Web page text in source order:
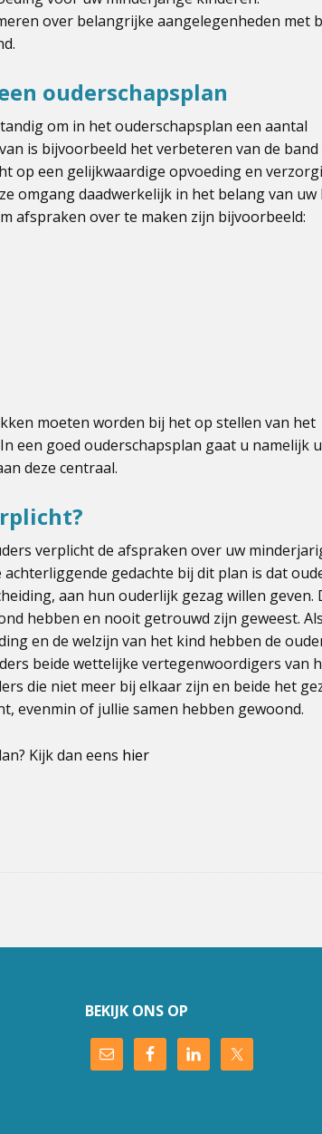
over belangrijke aangelegenheden met
ouderschapsplan
om in het ouderschapsplan een aantal
is bijvoorbeeld het verbeteren van de band
op een gelijkwaardige opvoeding en
omgang daadwerkelijk in het belang van uw
afspraken over te maken zijn bijvoorbeeld:
moeten worden bij het op stellen van het
een goed ouderschapsplan gaat u namelijk
deze centraal.
verplicht de afspraken over uw
gedachte bij dit plan is dat
aan hun ouderlijk gezag willen geven.
hebben en nooit getrouwd zijn geweest.
en de welzijn van het kind hebben de
beide wettelijke vertegenwoordigers van
die niet meer bij elkaar zijn en beide het
evenmin of jullie samen hebben gewoond.
Kijk dan eens hier
BEKIJK ONS OP